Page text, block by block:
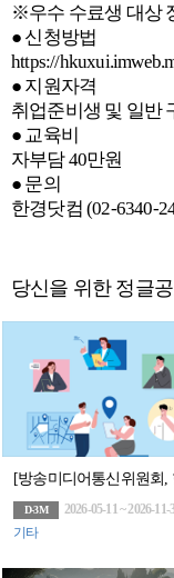
※우수 수료생 대상
● 신청방법
https://
● 지원자격
취업준비생 및 일반
● 교육비
자부담 40만원
● 문의
한경닷컴 (02-6340-
당신을 위한 정글
D-3M
2026-05-11 ~ 2026-11-
기타